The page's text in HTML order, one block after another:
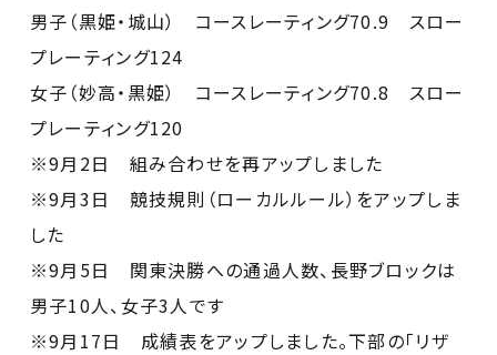
男子（黒姫・城山） コースレーティング70.9 スロー
プレーティング124
女子（妙高・黒姫） コースレーティング70.8 スロー
プレーティング120
※9月2日 組み合わせを再アップしました
※9月3日 競技規則（ローカルルール）をアップしま
した
※9月5日 関東決勝への通過人数、長野ブロックは
男子10人、女子3人です
※9月17日 成績表をアップしました。下部の「リザ